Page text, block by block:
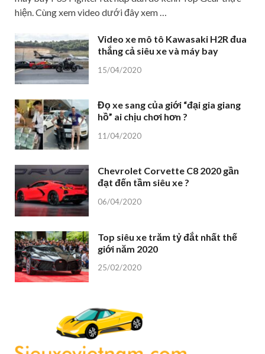
hiện. Cùng xem video dưới đây xem …
Video xe mô tô Kawasaki H2R đua
thắng cả siêu xe và máy bay
15/04/2020
Đọ xe sang của giới “đại gia giang
hồ” ai chịu chơi hơn ?
11/04/2020
Chevrolet Corvette C8 2020 gần
đạt đến tầm siêu xe ?
06/04/2020
Top siêu xe trăm tỷ đắt nhất thế
giới năm 2020
25/02/2020